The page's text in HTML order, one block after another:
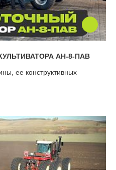
АН-8-ПАВ
ее конструктивных